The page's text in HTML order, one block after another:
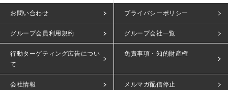
お問い合わせ プライバシーポリシー
グループ会員利用規約 グループ会社一覧
行動ターゲティング広告につい
て
免責事項・知的財産権
会社情報 メルマガ配信停止